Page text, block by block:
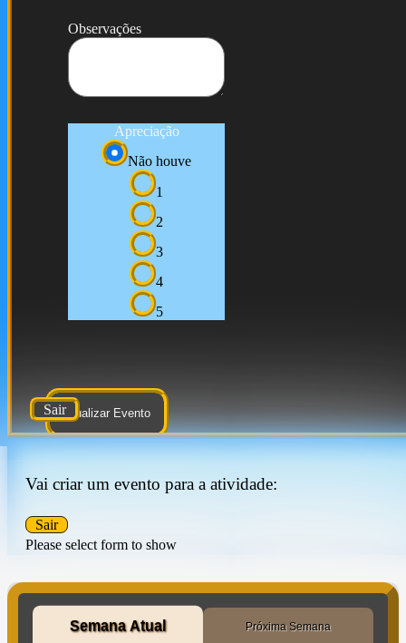
Observações
Apreciação
Não houve
1
2
3
4
5
Atualizar Evento
Sair
Vai criar um evento para a atividade:
Please select form to show
Sair
Semana Atual Próxima Semana